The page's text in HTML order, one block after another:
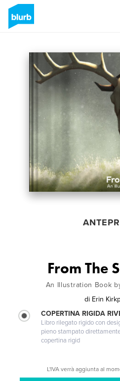
From The
An Illustration Book
di Erin
COPERTINA RIGIDA
Libro rilegato rigido con
pieno stampato
copertina rigid
L'IVA verrà aggiunta al